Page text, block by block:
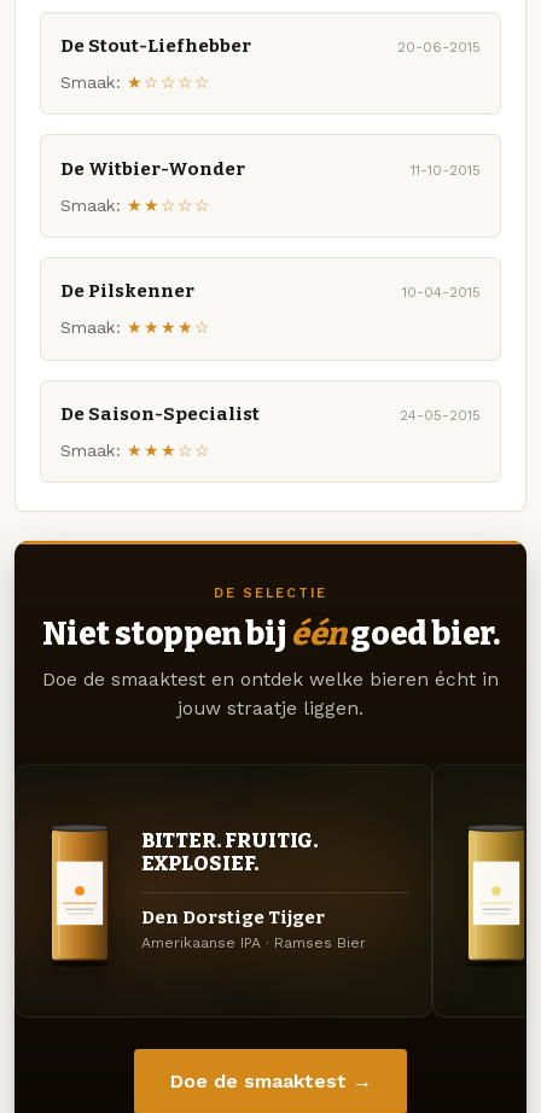
De Stout-Liefhebber 20-06-2015
Smaak: ★☆☆☆☆
De Witbier-Wonder 11-10-2015
Smaak: ★★☆☆☆
De Pilskenner 10-04-2015
Smaak: ★★★★☆
De Saison-Specialist 24-05-2015
Smaak: ★★★☆☆
DE SELECTIE
Niet stoppen bij ééngoed bier.
Doe de smaaktest en ontdek welke bieren écht in
jouw straatje liggen.
BITTER. FRUITIG.
EXPLOSIEF.
Den Dorstige Tijger
Amerikaanse IPA · Ramses Bier
Doe de smaaktest →